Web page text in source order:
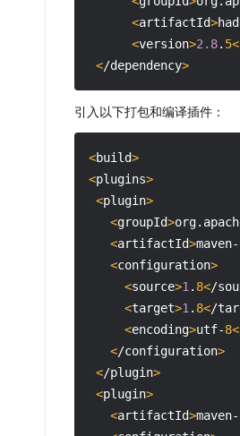
<artifactId>
<version>2.8. 5<
</dependency>
引入以下打包和编译插件：
<build>
<plugins>
<plugin>
<groupId>
<artifactId>
<configuration>
<source>1 . 8</
<target>1 . 8</
<encoding>utf-8<
</configuration>
</plugin>
<plugin>
<artifactId>